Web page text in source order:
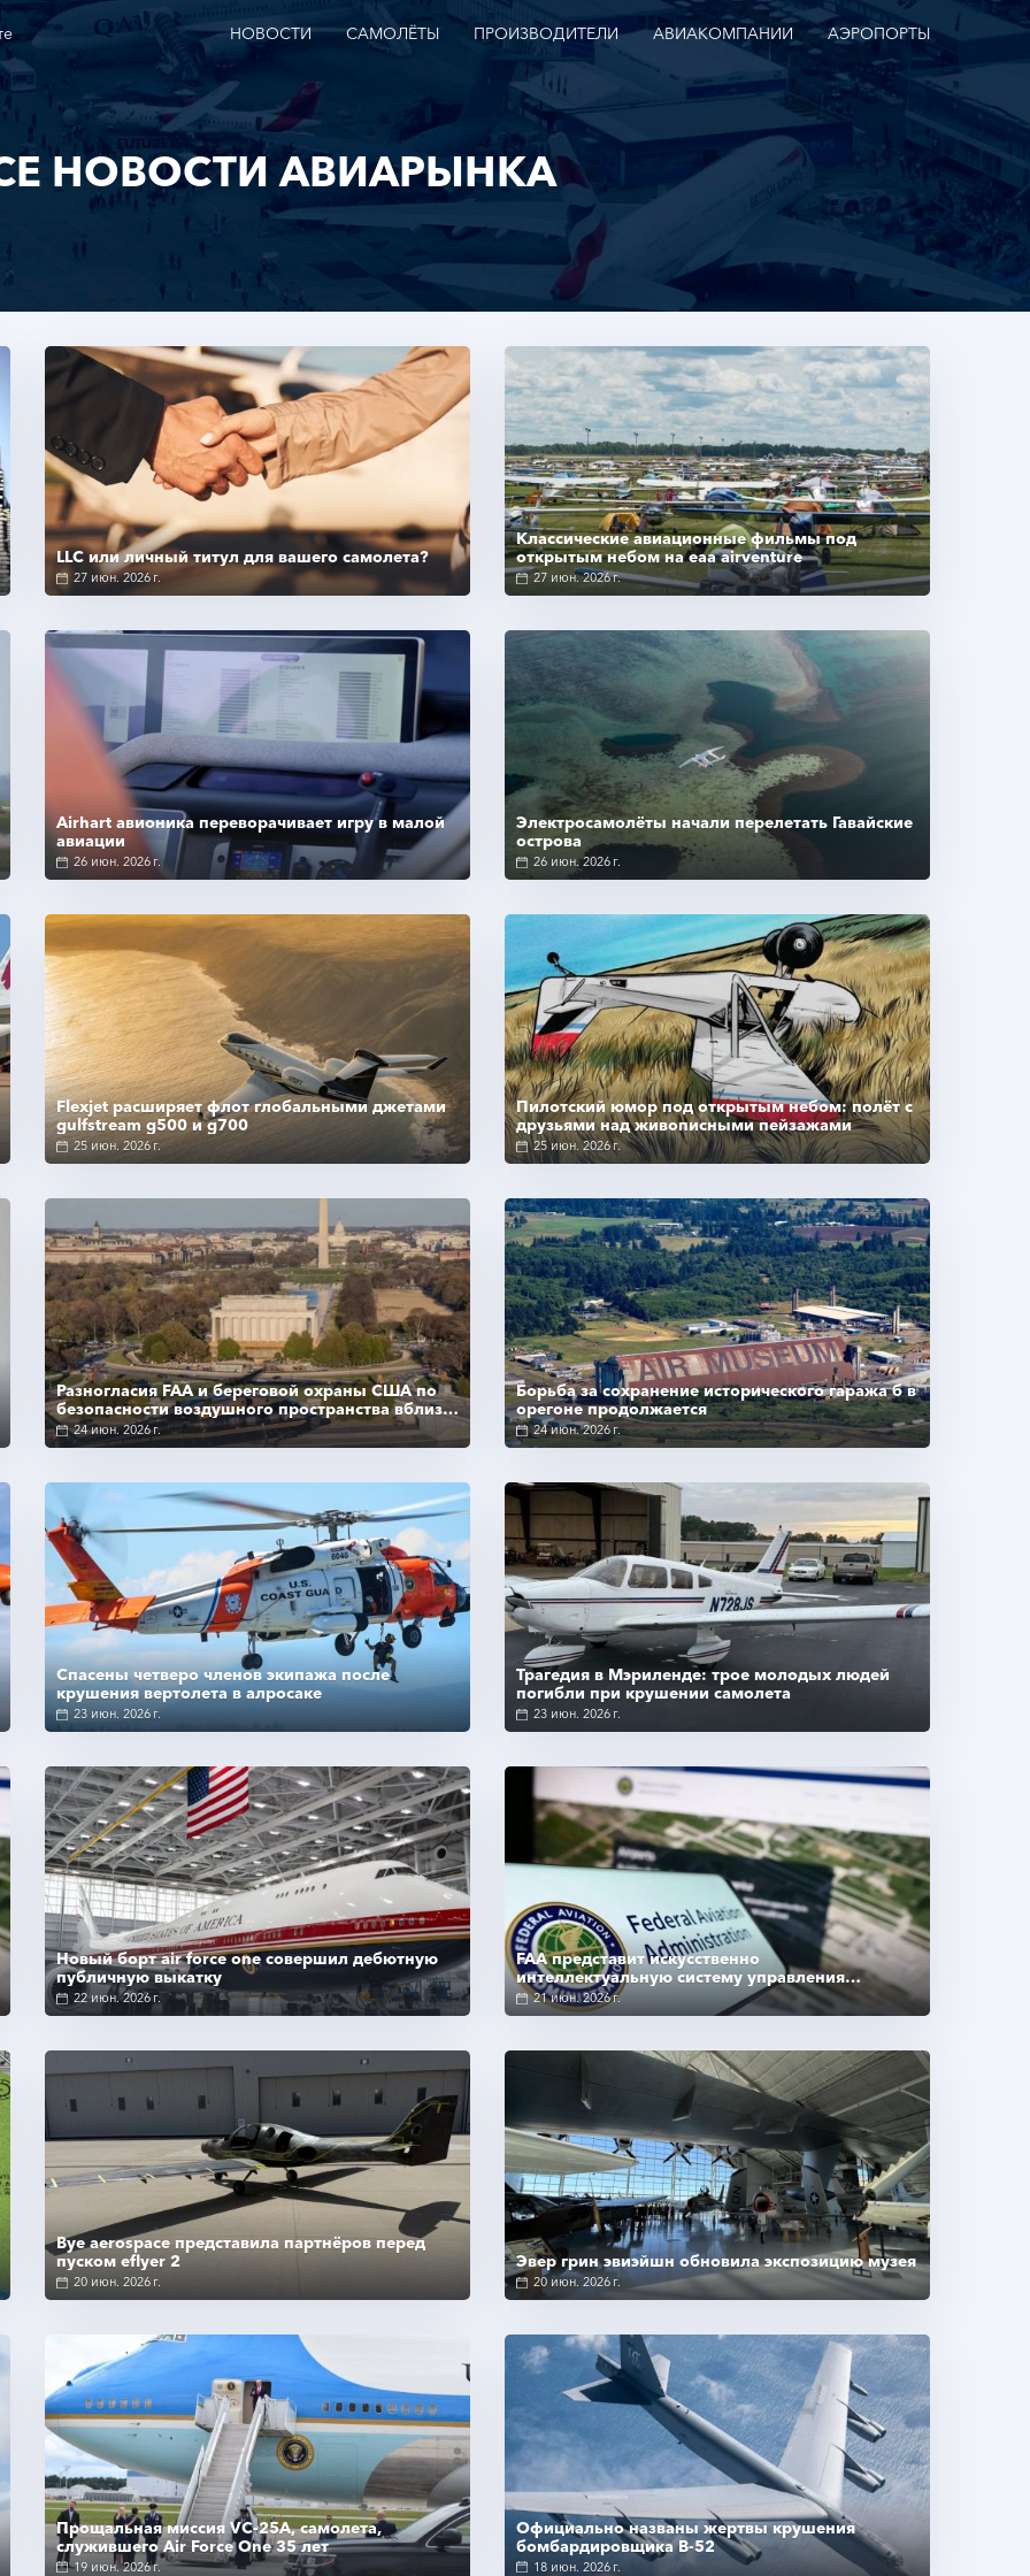
НОВОСТИ САМОЛЁТЫ ПРОИЗВОДИТЕЛИ АВИАКОМПАНИИ АЭРОПОРТЫ
НОВОСТИ АВИАРЫНКА
LLC или личный титул для вашего самолета?
27 июн. 2026 г.
Подробнее
Классические авиационные фильмы под
открытым небом на eaa airventure
27 июн. 2026 г.
Подробнее
Airhart авионика переворачивает игру в малой
авиации
26 июн. 2026 г.
Подробнее
Электросамолёты начали перелетать Гавайские
острова
26 июн. 2026 г.
Подробнее
Flexjet расширяет флот глобальными джетами
gulfstream g500 и g700
25 июн. 2026 г.
Подробнее
Пилотский юмор под открытым небом: полёт с
друзьями над живописными пейзажами
25 июн. 2026 г.
Подробнее
Разногласия FAA и береговой охраны США по
безопасности воздушного пространства вблизи
аэропорта Дэнвера
24 июн. 2026 г.
Подробнее
Борьба за сохранение исторического гаража б в
орегоне продолжается
24 июн. 2026 г.
Подробнее
Спасены четверо членов экипажа после
крушения вертолета в алросаке
23 июн. 2026 г.
Подробнее
Трагедия в Мэриленде: трое молодых людей
погибли при крушении самолета
23 июн. 2026 г.
Подробнее
Новый борт air force one совершил дебютную
публичную выкатку
22 июн. 2026 г.
Подробнее
FAA представит искусственно
интеллектуальную систему управления
воздушным движением в сентябре
21 июн. 2026 г.
Подробнее
Bye aerospace представила партнёров перед
пуском eflyer 2
20 июн. 2026 г.
Подробнее
Эвер грин эвиэйшн обновила экспозицию музея
20 июн. 2026 г.
Подробнее
Прощальная миссия VC-25A, самолета,
служившего Air Force One 35 лет
19 июн. 2026 г.
Официально названы жертвы крушения
бомбардировщика B-52
18 июн. 2026 г.